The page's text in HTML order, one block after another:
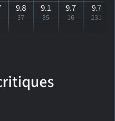
9.8
37
9.1
35
9.7
16
9.7
231